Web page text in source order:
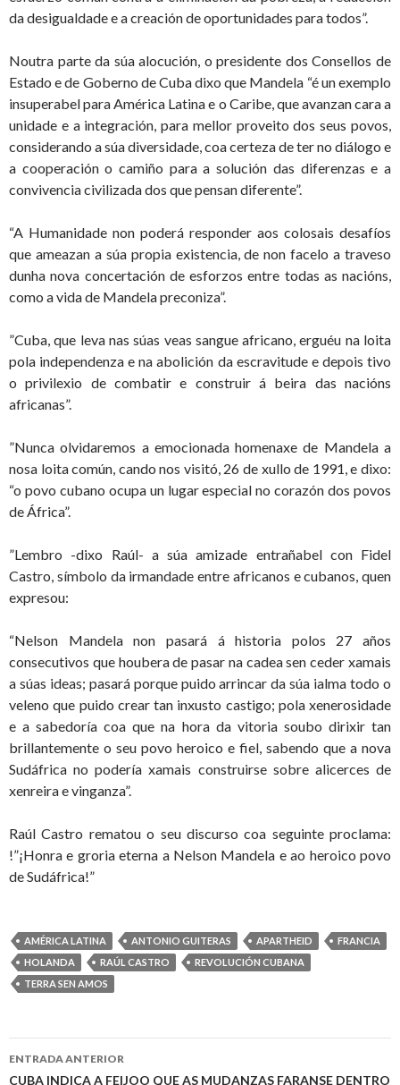
da desigualdade e a creación de oportunidades para todos”.
Noutra parte da súa alocución, o presidente dos Consellos de
Estado e de Goberno de Cuba dixo que Mandela “é un exemplo
insuperabel para América Latina e o Caribe, que avanzan cara a
unidade e a integración, para mellor proveito dos seus povos,
considerando a súa diversidade, coa certeza de ter no diálogo e
a cooperación o camiño para a solución das diferenzas e a
convivencia civilizada dos que pensan diferente”.
“A Humanidade non poderá responder aos colosais desafíos
que ameazan a súa propia existencia, de non facelo a traveso
dunha nova concertación de esforzos entre todas as nacións,
como a vida de Mandela preconiza”.
”Cuba, que leva nas súas veas sangue africano, erguéu na loita
pola independenza e na abolición da escravitude e depois tivo
o privilexio de combatir e construir á beira das nacións
africanas”.
”Nunca olvidaremos a emocionada homenaxe de Mandela a
nosa loita común, cando nos visitó, 26 de xullo de 1991, e dixo:
“o povo cubano ocupa un lugar especial no corazón dos povos
de África”.
”Lembro -dixo Raúl- a súa amizade entrañabel con Fidel
Castro, símbolo da irmandade entre africanos e cubanos, quen
expresou:
“Nelson Mandela non pasará á historia polos 27 años
consecutivos que houbera de pasar na cadea sen ceder xamais
a súas ideas; pasará porque puido arrincar da súa ialma todo o
veleno que puido crear tan inxusto castigo; pola xenerosidade
e a sabedoría coa que na hora da vitoria soubo dirixir tan
brillantemente o seu povo heroico e fiel, sabendo que a nova
Sudáfrica no podería xamais construirse sobre alicerces de
xenreira e vinganza”.
Raúl Castro rematou o seu discurso coa seguinte proclama:
!”¡Honra e groria eterna a Nelson Mandela e ao heroico povo
de Sudáfrica!”
AMÉRICA LATINA ANTONIO GUITERAS APARTHEID
FRANCIA
HOLANDA
RAÚL CASTRO
REVOLUCIÓN CUBANA
TERRA SEN AMOS
Ir
ENTRADA ANTERIOR
CUBA INDICA A FEIJOO QUE AS MUDANZAS FARANSE DENTRO